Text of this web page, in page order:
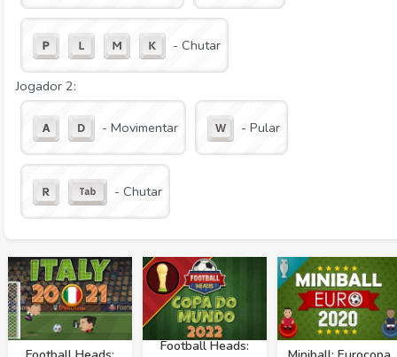
- Chutar
Jogador 2:
- Movimentar - Pular
- Chutar
Football Heads: